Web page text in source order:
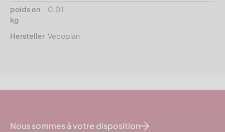
poids en
kg
0.01
Hersteller Vecoplan
Nous sommes à votre disposition